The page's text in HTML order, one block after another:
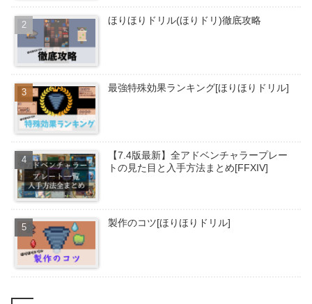
ほりほりドリル(ほりドリ)徹底攻略
最強特殊効果ランキング[ほりほりドリル]
【7.4版最新】全アドベンチャラープレー
トの見た目と入手方法まとめ[FFXIV]
製作のコツ[ほりほりドリル]